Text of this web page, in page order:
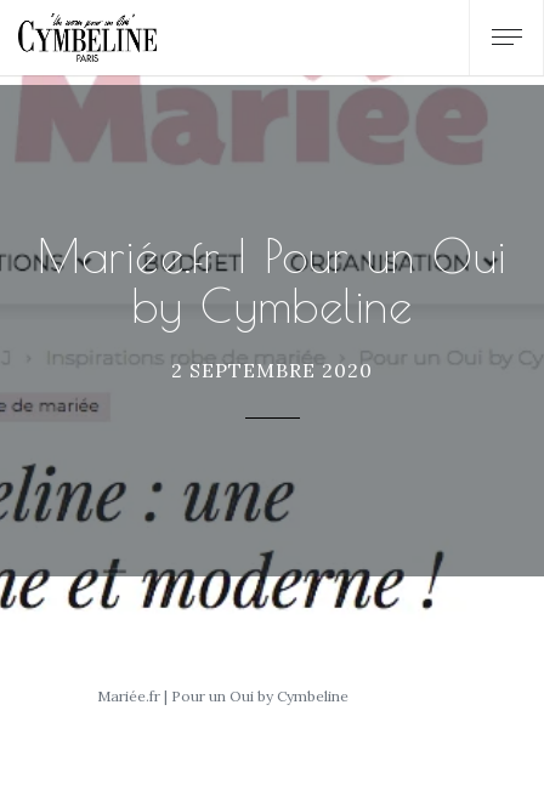
Mariée.fr | Pour un Oui
by Cymbeline
2 SEPTEMBRE 2020
Mariée.fr | Pour un Oui by Cymbeline